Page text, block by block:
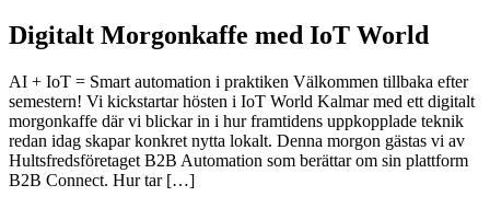
Digitalt Morgonkaffe med IoT World
AI + IoT = Smart automation i praktiken Välkommen tillbaka efter
semestern! Vi kickstartar hösten i IoT World Kalmar med ett digitalt
morgonkaffe där vi blickar in i hur framtidens uppkopplade teknik
redan idag skapar konkret nytta lokalt. Denna morgon gästas vi av
Hultsfredsföretaget B2B Automation som berättar om sin plattform
B2B Connect. Hur tar […]